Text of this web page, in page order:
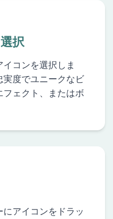
択
コンを選択しま
度でユニークなビ
ェクト、またはボ
アイコンをドラッ